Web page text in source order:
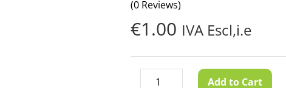
(0 Reviews)
€1.00 IVA Escl,i.e
Campione
Add to Cart